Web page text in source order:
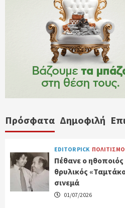
Πρόσφατα Δημοφιλή
EDITOR PICK
Πέθανε ο
θρυλικός
σινεμά
01/07/2026